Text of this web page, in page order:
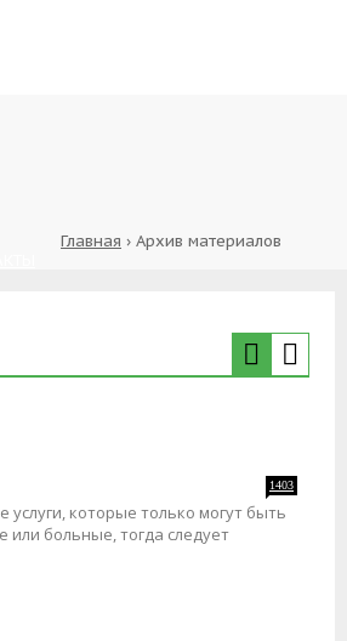
Главная › Архив материалов
1403
которые только могут быть
больные, тогда следует